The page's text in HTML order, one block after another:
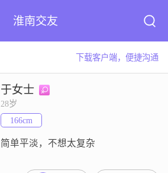
淮南交友
下载客户端，便捷沟通
于女士
28岁
166cm
简单平淡，不想太复杂